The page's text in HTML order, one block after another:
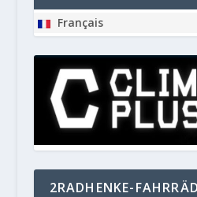
Français
2RADHENKE-